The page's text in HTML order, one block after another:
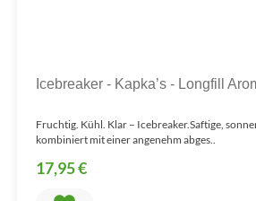
Icebreaker - Kapka’s - Longfill
Fruchtig. Kühl. Klar – Icebreaker.Saftige,
kombiniert mit einer angenehm abges..
17,95 €